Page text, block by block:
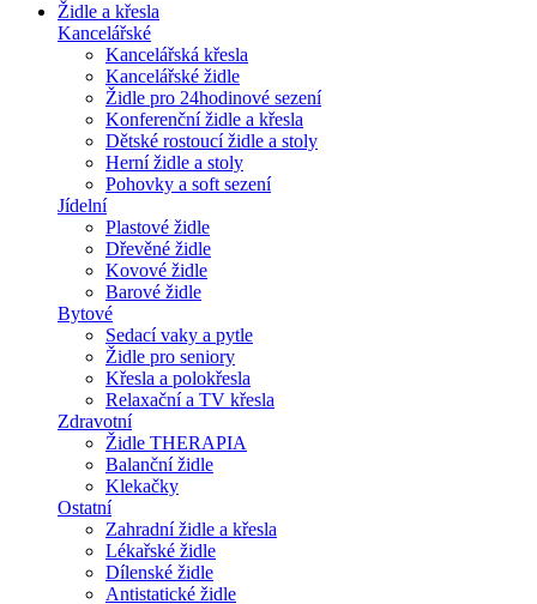
Židle a křesla
Kancelářské
Kancelářská křesla
Kancelářské židle
Židle pro 24hodinové sezení
Konferenční židle a křesla
Dětské rostoucí židle a stoly
Herní židle a stoly
Pohovky a soft sezení
Jídelní
Plastové židle
Dřevěné židle
Kovové židle
Barové židle
Bytové
Sedací vaky a pytle
Židle pro seniory
Křesla a polokřesla
Relaxační a TV křesla
Zdravotní
Židle THERAPIA
Balanční židle
Klekačky
Ostatní
Zahradní židle a křesla
Lékařské židle
Dílenské židle
Antistatické židle